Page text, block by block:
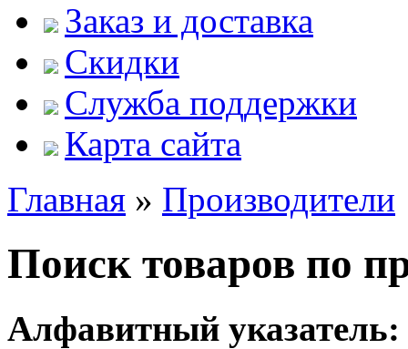
Заказ и доставка
Скидки
Служба поддержки
Карта сайта
Главная » Производители
Поиск товаров по
Алфавитный указатель: